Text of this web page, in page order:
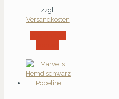
zzgl.
Versandkosten